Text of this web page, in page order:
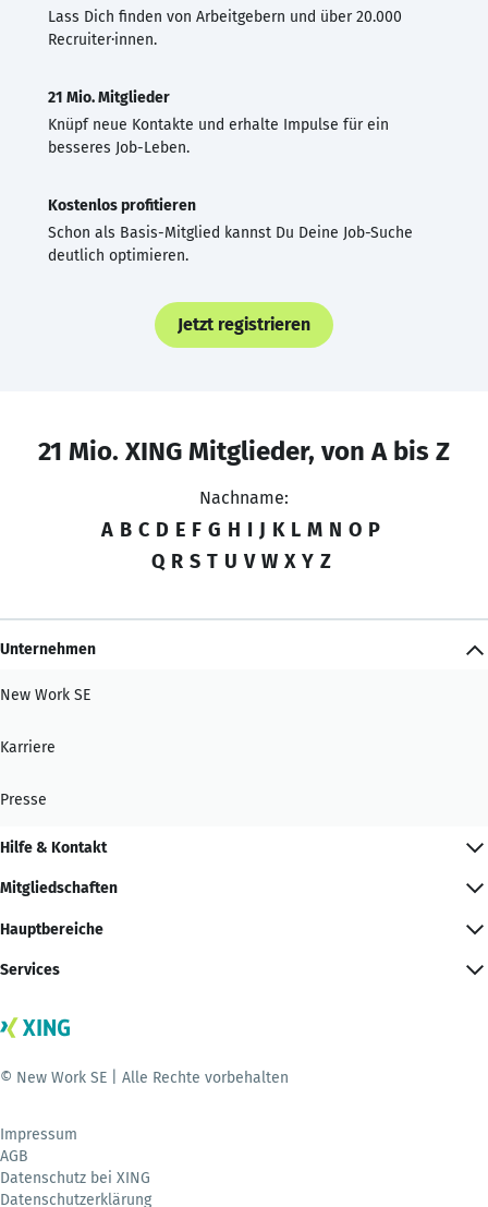
Lass Dich finden von Arbeitgebern und über 20.000
Recruiter·innen.
21 Mio. Mitglieder
Knüpf neue Kontakte und erhalte Impulse für ein
besseres Job-Leben.
Kostenlos profitieren
Schon als Basis-Mitglied kannst Du Deine Job-Suche
deutlich optimieren.
Jetzt registrieren
21 Mio. XING Mitglieder, von A bis Z
Nachname:
A B C D E F G H I J K L M N O P
Q R S T U V W X Y Z
Unternehmen
New Work SE
Karriere
Presse
Hilfe & Kontakt
Mitgliedschaften
Hauptbereiche
Services
© New Work SE | Alle Rechte vorbehalten
Impressum
AGB
Datenschutz bei XING
Datenschutzerklärung